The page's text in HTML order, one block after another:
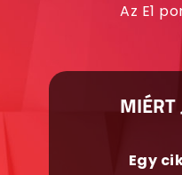
Az E1
MIÉRT
Egy